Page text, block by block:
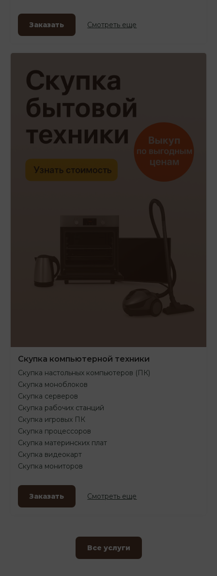
Заказать Смотреть еще
Скупка компьютерной техники
Скупка настольных компьютеров (ПК)
Скупка моноблоков
Скупка серверов
Скупка рабочих станций
Скупка игровых ПК
Скупка процессоров
Скупка материнских плат
Скупка видеокарт
Скупка мониторов
Заказать Смотреть еще
Все услуги